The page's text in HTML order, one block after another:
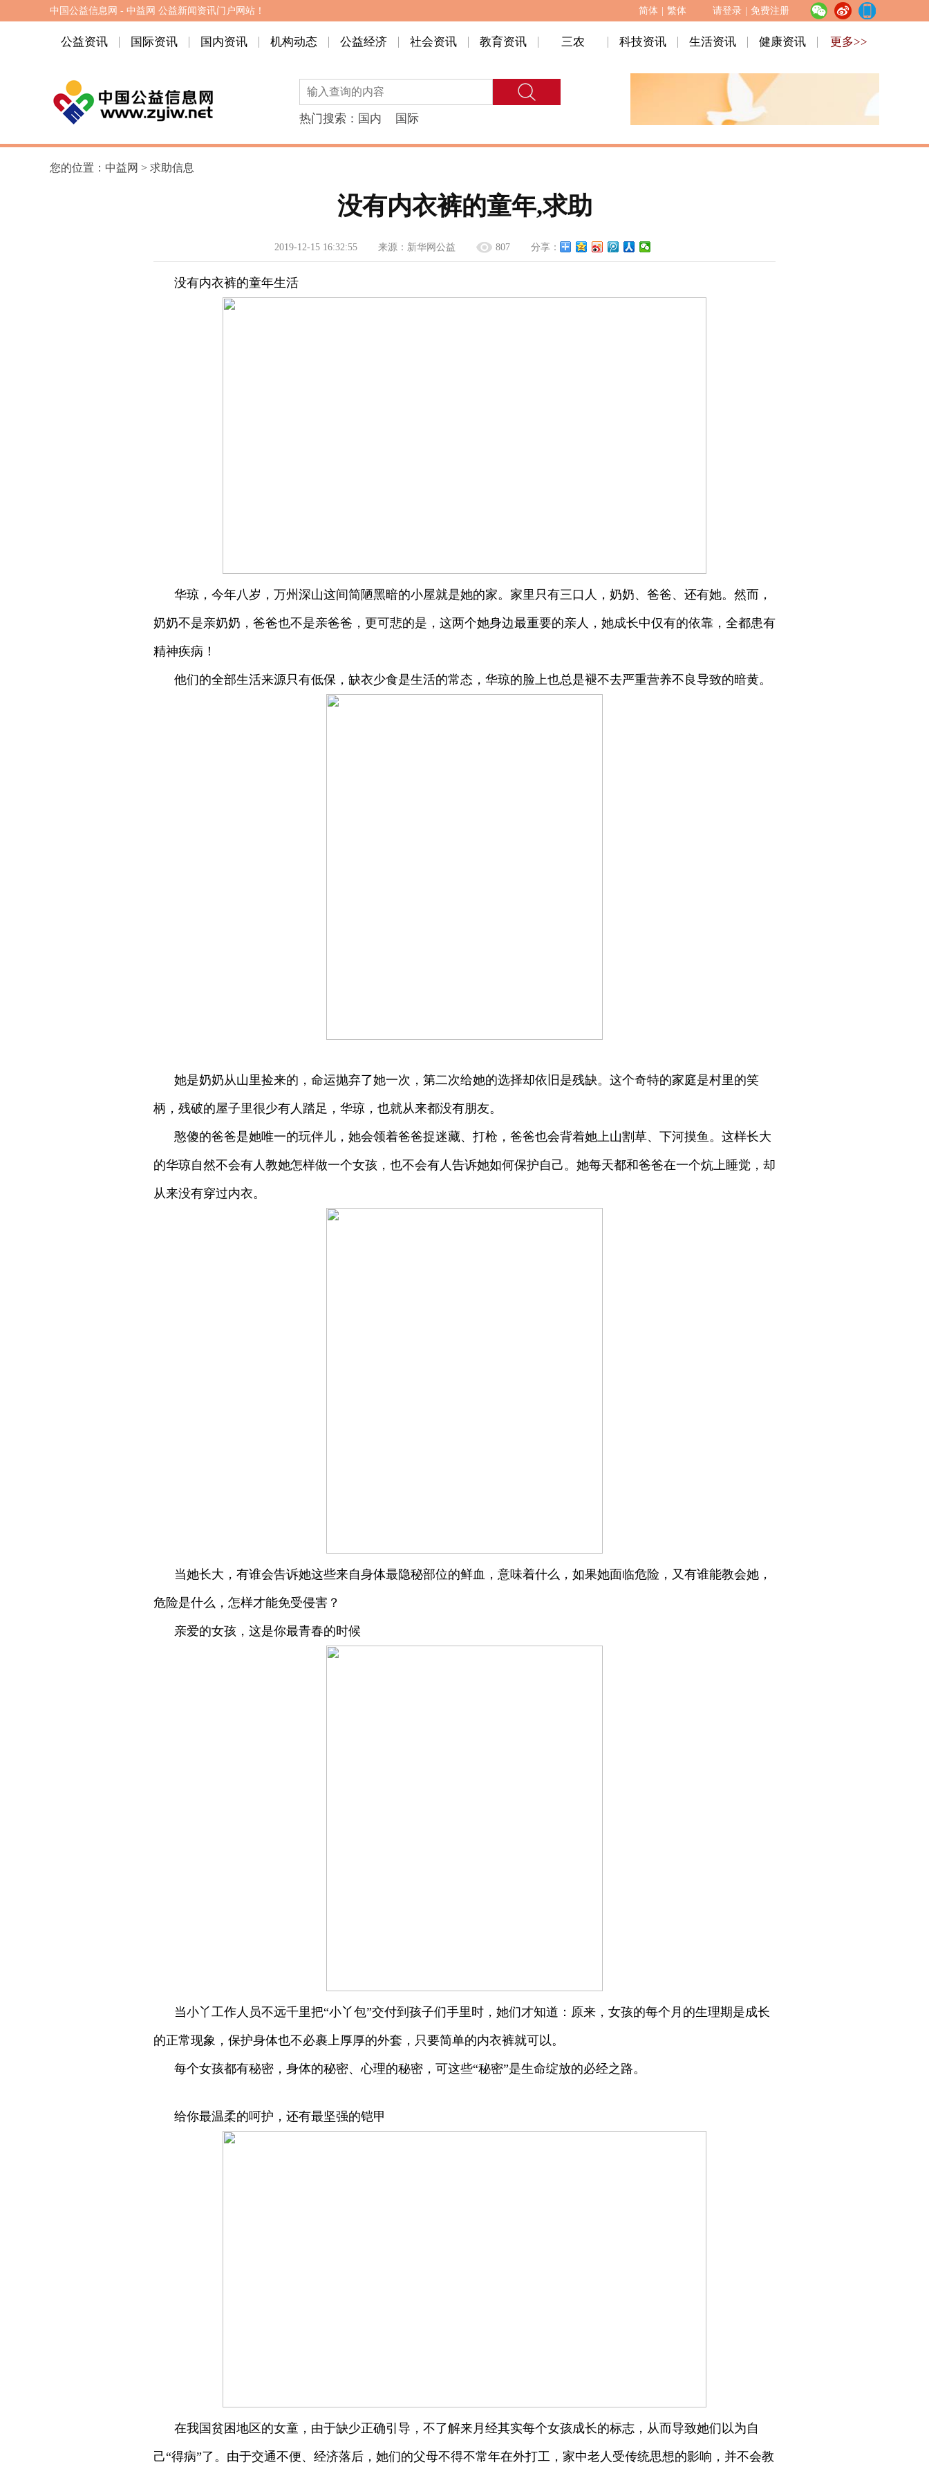
中国公益信息网 - 中益网 公益新闻资讯门户网站！ 简体 繁体 请登录 免费注册
公益资讯 国际资讯 国内资讯 机构动态 公益经济 社会资讯 教育资讯 三农 科技资讯 生活资讯 健康资讯 更多>>
热门搜索： 国内 国际
您的位置： 中益网 > 求助信息
没有内衣裤的童年,求助
2019-12-15 16:32:55 来源： 新华网公益 807 分享：
没有内衣裤的童年生活
华琼，今年八岁，万州深山这间简陋黑暗的小屋就是她的家。家里只有三口人，奶奶、爸爸、还有她。然而，
奶奶不是亲奶奶，爸爸也不是亲爸爸，更可悲的是，这两个她身边最重要的亲人，她成长中仅有的依靠，全都患有
精神疾病！
他们的全部生活来源只有低保，缺衣少食是生活的常态，华琼的脸上也总是褪不去严重营养不良导致的暗黄。
她是奶奶从山里捡来的，命运抛弃了她一次，第二次给她的选择却依旧是残缺。这个奇特的家庭是村里的笑
柄，残破的屋子里很少有人踏足，华琼，也就从来都没有朋友。
憨傻的爸爸是她唯一的玩伴儿，她会领着爸爸捉迷藏、打枪，爸爸也会背着她上山割草、下河摸鱼。这样长大
的华琼自然不会有人教她怎样做一个女孩，也不会有人告诉她如何保护自己。她每天都和爸爸在一个炕上睡觉，却
从来没有穿过内衣。
当她长大，有谁会告诉她这些来自身体最隐秘部位的鲜血，意味着什么，如果她面临危险，又有谁能教会她，
危险是什么，怎样才能免受侵害？
亲爱的女孩，这是你最青春的时候
当小丫工作人员不远千里把“小丫包”交付到孩子们手里时，她们才知道：原来，女孩的每个月的生理期是成长
的正常现象，保护身体也不必裹上厚厚的外套，只要简单的内衣裤就可以。
每个女孩都有秘密，身体的秘密、心理的秘密，可这些“秘密”是生命绽放的必经之路。
给你最温柔的呵护，还有最坚强的铠甲
在我国贫困地区的女童，由于缺少正确引导，不了解来月经其实每个女孩成长的标志，从而导致她们以为自
己“得病”了。由于交通不便、经济落后，她们的父母不得不常年在外打工，家中老人受传统思想的影响，并不会教